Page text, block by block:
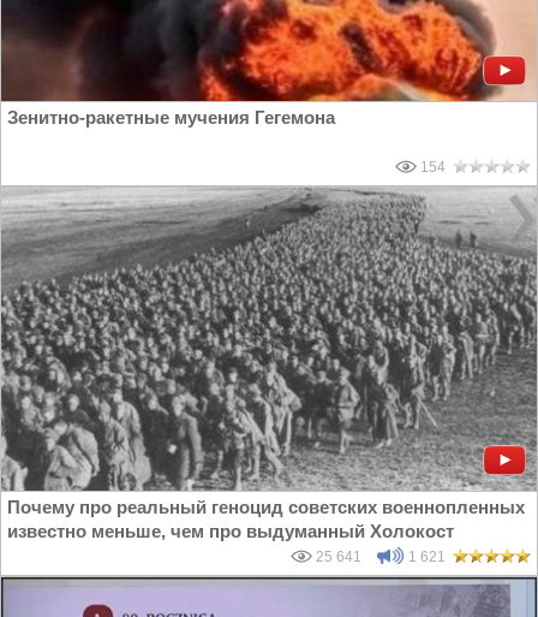
Зенитно-ракетные мучения Гегемона
154
Почему про реальный геноцид советских военнопленных
известно меньше, чем про выдуманный Холокост
25 641 1 621